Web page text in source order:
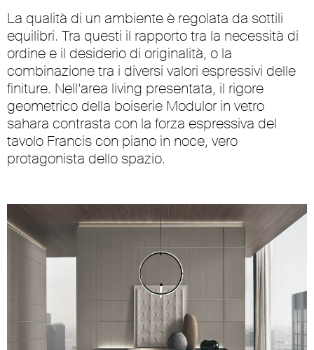
La qualità di un ambiente è regolata da sottili
equilibri. Tra questi il rapporto tra la necessità di
ordine e il desiderio di originalità, o la
combinazione tra i diversi valori espressivi delle
finiture. Nell’area living presentata, il rigore
geometrico della boiserie Modulor in vetro
sahara contrasta con la forza espressiva del
tavolo Francis con piano in noce, vero
protagonista dello spazio.